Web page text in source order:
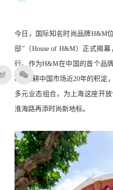
今日，国际知名时尚品牌H&M
邸”（House of H&M）正式揭
行。作为H&M在中国的首个品
&M深耕中国市场近20年的积淀
多元业态组合，为上海这座开
淮海路再添时尚新地标。